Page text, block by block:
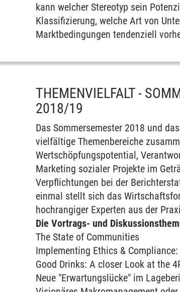
kann welcher Stereotyp sein
Klassifizierung, welche Art von
Marktbedingungen tendenziell
THEMENVIELFALT -
2018/19
Das Sommersemester 2018 und
vielfältige Themenbereiche
Wertschöpfungspotential,
Marketing sozialer Projekte im
Verpflichtungen bei der
einmal stellt sich das
hochrangiger Experten aus der
Die Vortrags- und
The State of Communities
Implementing Ethics &
Good Drinks: A closer Look at the
Neue "Erwartungslücke" im